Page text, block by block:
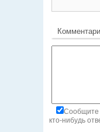
Сообщите
кто-нибудь